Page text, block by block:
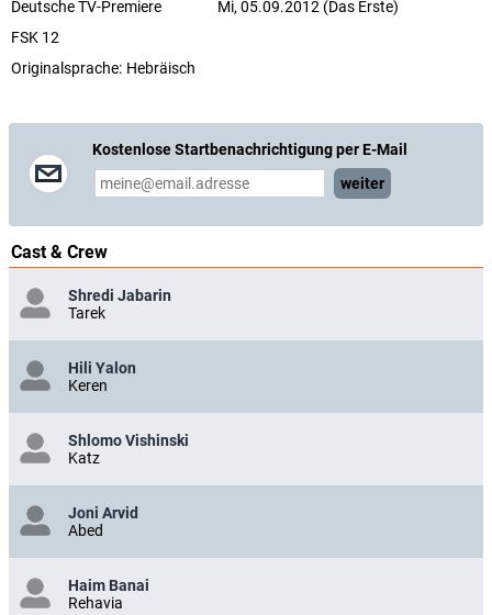
Deutsche TV-Premiere
Mi, 05.09.2012 (Das Erste)
FSK 12
Originalsprache: Hebräisch
Kostenlose Startbenachrichtigung per E-Mail
weiter
Cast & Crew
Shredi Jabarin
Tarek
Hili Yalon
Keren
Shlomo Vishinski
Katz
Joni Arvid
Abed
Haim Banai
Rehavia